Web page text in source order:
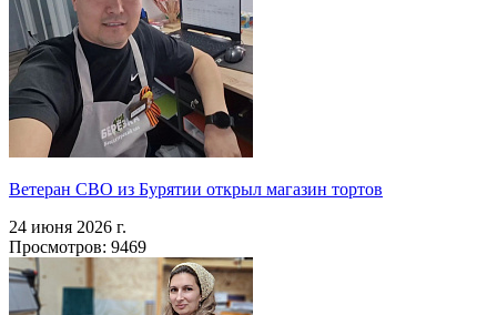
Ветеран СВО из Бурятии открыл магазин тортов
24 июня 2026 г.
Просмотров: 9469